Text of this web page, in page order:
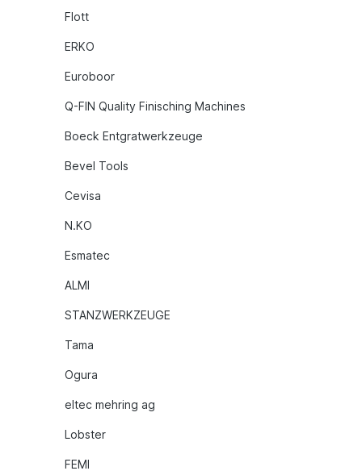
Flott
ERKO
Euroboor
Q-FIN Quality Finisching Machines
Boeck Entgratwerkzeuge
Bevel Tools
Cevisa
N.KO
Esmatec
ALMI
STANZWERKZEUGE
Tama
Ogura
eltec mehring ag
Lobster
FEMI